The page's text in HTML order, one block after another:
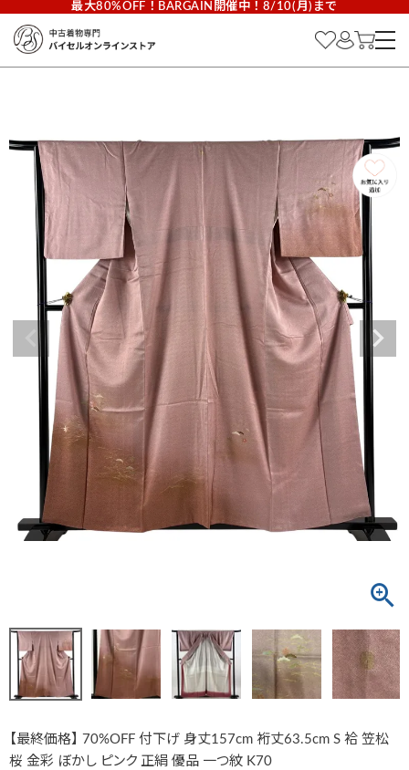
最大80%OFF！BARGAIN開催中！8/10(月)まで
【最終価格】 70%OFF 付下げ 身丈157cm 裄丈63.5cm S 袷 笠松
桜 金彩 ぼかし ピンク 正絹 優品 一つ紋 K70